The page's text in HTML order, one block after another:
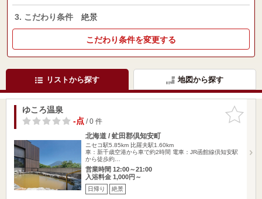
3. こだわり条件 絶景
こだわり条件を変更する
リストから探す 地図から探す
お気に入
りに追加
ゆころ温泉
-点/ 0 件
北海道 / 虻田郡倶知安町
ニセコ駅5.85km 比羅夫駅1.60km
車：新千歳空港から車で約2時間 電車：JR函館線倶知安駅
から徒歩約…
営業時間 12:00～21:00
入浴料金 1,000円～
日帰り 絶景